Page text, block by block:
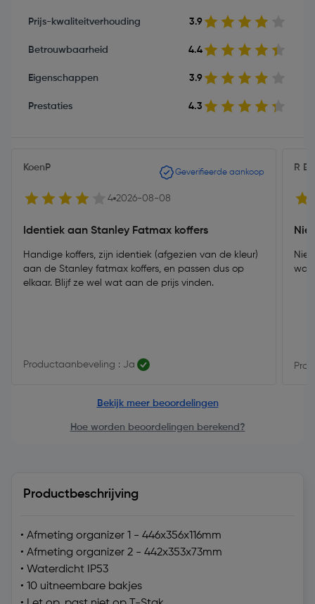
Prijs-kwaliteitverhouding 3.9
Betrouwbaarheid 4.4
Eigenschappen 3.9
Prestaties 4.3
KoenP Geverifieerde aankoop
4 2026-08-08
Identiek aan Stanley Fatmax koffers
Handige koffers, zijn identiek (afgezien van de kleur)
aan de Stanley fatmax koffers, en passen dus op
elkaar. Blijf ze wel wat aan de prijs vinden.
Productaanbeveling : Ja
R
wat
Bekijk meer beoordelingen
Hoe worden beoordelingen berekend?
Productbeschrijving
• Afmeting organizer 1 - 446x356x116mm
• Afmeting organizer 2 - 442x353x73mm
• Waterdicht IP53
• 10 uitneembare bakjes